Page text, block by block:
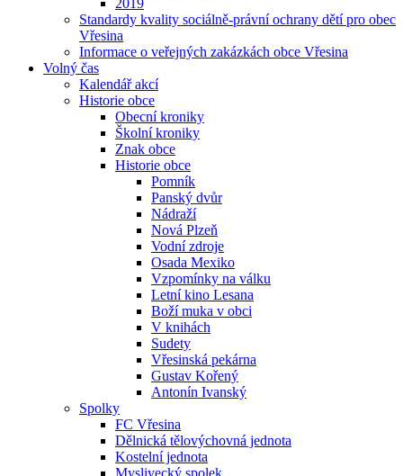
2019
Standardy kvality sociálně-právní ochrany dětí pro obec
Vřesina
Informace o veřejných zakázkách obce Vřesina
Volný čas
Kalendář akcí
Historie obce
Obecní kroniky
Školní kroniky
Znak obce
Historie obce
Pomník
Panský dvůr
Nádraží
Nová Plzeň
Vodní zdroje
Osada Mexiko
Vzpomínky na válku
Letní kino Lesana
Boží muka v obci
V knihách
Sudety
Vřesinská pekárna
Gustav Kořený
Antonín Ivanský
Spolky
FC Vřesina
Dělnická tělovýchovná jednota
Kostelní jednota
Myslivecký spolek